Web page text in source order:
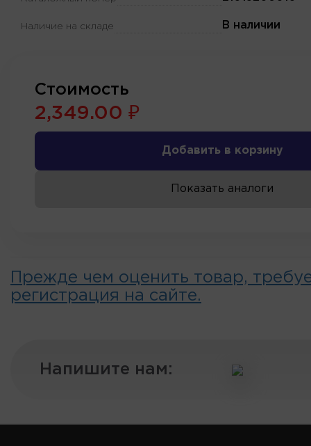
Наличие на складе В наличии
Стоимость
2,349.00 ₽
Добавить в корзину
Показать аналоги
Прежде чем оценить товар,
регистрация на сайте.
Напишите нам: